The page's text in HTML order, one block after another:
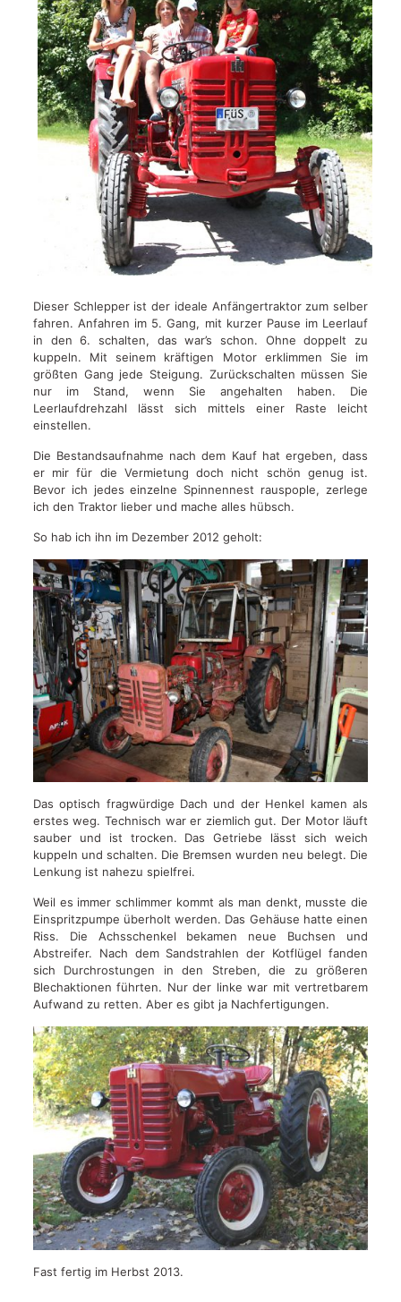
Dieser Schlepper ist der ideale Anfängertraktor zum selber
fahren. Anfahren im 5. Gang, mit kurzer Pause im Leerlauf
in den 6. schalten, das war’s schon. Ohne doppelt zu
kuppeln. Mit seinem kräftigen Motor erklimmen Sie im
größten Gang jede Steigung. Zurückschalten müssen Sie
nur im Stand, wenn Sie angehalten haben. Die
Leerlaufdrehzahl lässt sich mittels einer Raste leicht
einstellen.
Die Bestandsaufnahme nach dem Kauf hat ergeben, dass
er mir für die Vermietung doch nicht schön genug ist.
Bevor ich jedes einzelne Spinnennest rauspople, zerlege
ich den Traktor lieber und mache alles hübsch.
So hab ich ihn im Dezember 2012 geholt:
Das optisch fragwürdige Dach und der Henkel kamen als
erstes weg. Technisch war er ziemlich gut. Der Motor läuft
sauber und ist trocken. Das Getriebe lässt sich weich
kuppeln und schalten. Die Bremsen wurden neu belegt. Die
Lenkung ist nahezu spielfrei.
Weil es immer schlimmer kommt als man denkt, musste die
Einspritzpumpe überholt werden. Das Gehäuse hatte einen
Riss. Die Achsschenkel bekamen neue Buchsen und
Abstreifer. Nach dem Sandstrahlen der Kotflügel fanden
sich Durchrostungen in den Streben, die zu größeren
Blechaktionen führten. Nur der linke war mit vertretbarem
Aufwand zu retten. Aber es gibt ja Nachfertigungen.
Fast fertig im Herbst 2013.